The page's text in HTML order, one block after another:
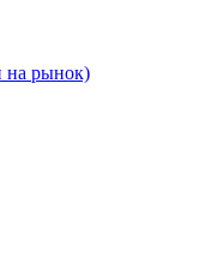
на рынок)